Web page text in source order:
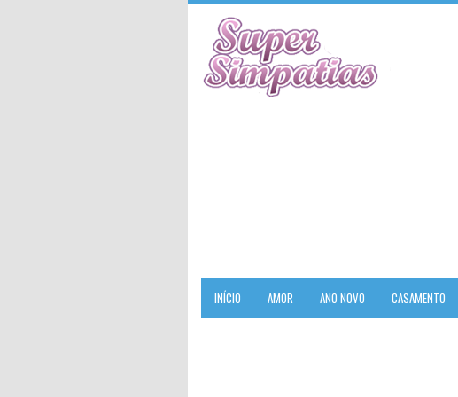
INÍCIO AMOR ANO NOVO CASAMENTO